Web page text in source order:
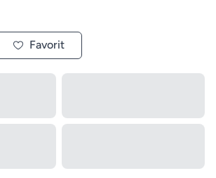
Favorit